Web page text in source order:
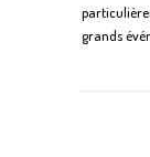
grands